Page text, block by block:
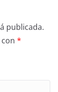
publicada.
*